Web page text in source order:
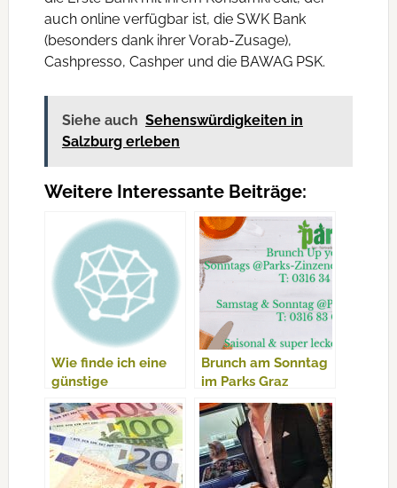
auch online verfügbar ist, die SWK Bank
(besonders dank ihrer Vorab-Zusage),
Cashpresso, Cashper und die BAWAG PSK.
Siehe auch Sehenswürdigkeiten in
Salzburg erleben
Weitere Interessante Beiträge:
Wie finde ich eine
günstige
Finanzierung –
Ratgeber
Brunch am Sonntag
im Parks Graz